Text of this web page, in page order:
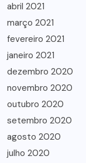
abril 2021
março 2021
fevereiro 2021
janeiro 2021
dezembro 2020
novembro 2020
outubro 2020
setembro 2020
agosto 2020
julho 2020